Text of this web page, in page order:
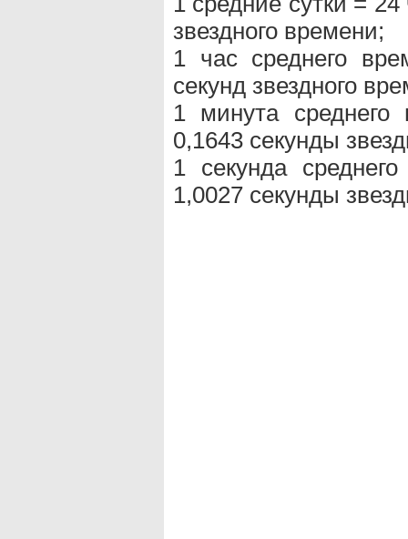
звездного времени;
1 час среднего
секунд звездного
1 минута
0,1643 секунды
1 секунда
1,0027 секунды